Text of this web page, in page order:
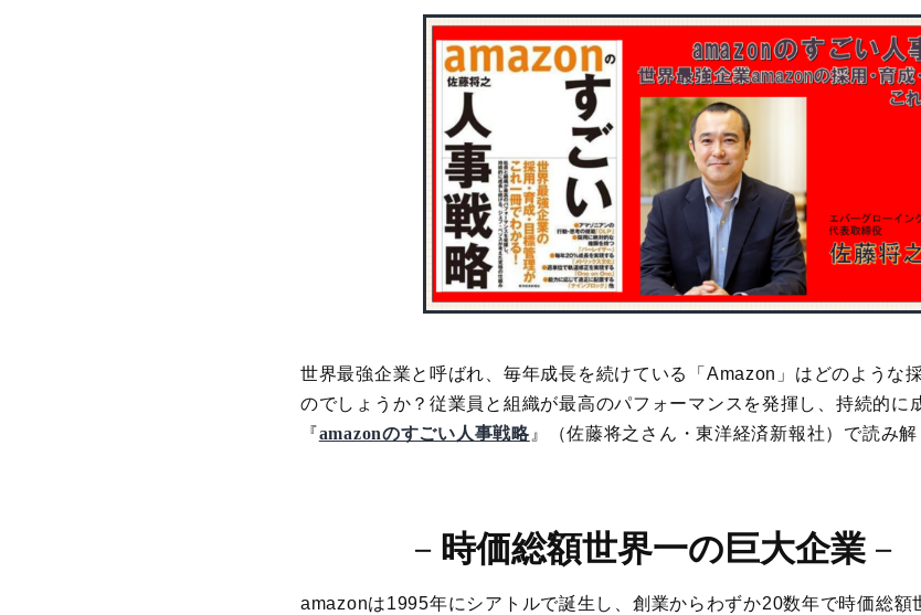
世界最強企業と呼ばれ、毎年成長を続けている「Amazon」はどのような
のでしょうか？従業員と組織が最高のパフォーマンスを発揮し、持続的に
『amazonのすごい人事戦略』（佐藤将之さん・東洋経済新報社）で読み解
－ 時価総額世界一の巨大企業－
amazonは1995年にシアトルで誕生し、創業からわずか20数年で時価総額